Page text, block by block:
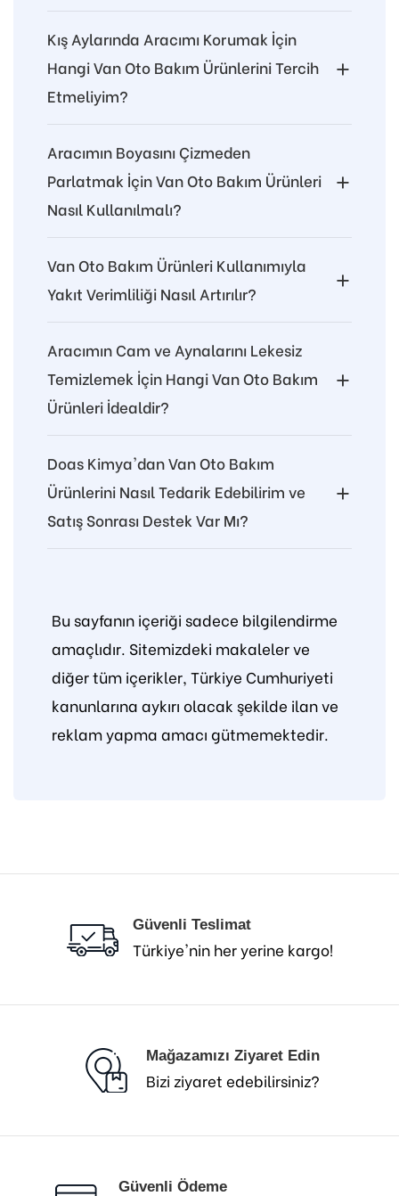
Kış Aylarında Aracımı Korumak İçin
Hangi Van Oto Bakım Ürünlerini Tercih
Etmeliyim?
Aracımın Boyasını Çizmeden
Parlatmak İçin Van Oto Bakım Ürünleri
Nasıl Kullanılmalı?
Van Oto Bakım Ürünleri Kullanımıyla
Yakıt Verimliliği Nasıl Artırılır?
Aracımın Cam ve Aynalarını Lekesiz
Temizlemek İçin Hangi Van Oto Bakım
Ürünleri İdealdir?
Doas Kimya'dan Van Oto Bakım
Ürünlerini Nasıl Tedarik Edebilirim ve
Satış Sonrası Destek Var Mı?
Bu sayfanın içeriği sadece bilgilendirme
amaçlıdır. Sitemizdeki makaleler ve
diğer tüm içerikler, Türkiye Cumhuriyeti
kanunlarına aykırı olacak şekilde ilan ve
reklam yapma amacı gütmemektedir.
Güvenli Teslimat
Türkiye'nin her yerine kargo!
Mağazamızı Ziyaret Edin
Bizi ziyaret edebilirsiniz?
Güvenli Ödeme